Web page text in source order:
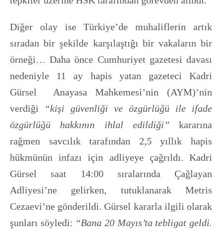
Diğer olay ise Türkiye’de muhaliflerin artık
sıradan bir şekilde karşılaştığı bir vakaların bir
örneği… Daha önce Cumhuriyet gazetesi davası
nedeniyle 11 ay hapis yatan gazeteci Kadri
Gürsel Anayasa Mahkemesi’nin (AYM)’nin
verdiği
“kişi güvenliği ve özgürlüğü ile ifade
özgürlüğü hakkının ihlal edildiği” kararına
rağmen savcılık tarafından 2,5 yıllık hapis
hükmünün infazı için adliyeye çağrıldı. Kadri
Gürsel saat 14:00 sıralarında Çağlayan
Adliyesi’ne gelirken, tutuklanarak Metris
Cezaevi’ne gönderildi. Gürsel kararla ilgili olarak
şunları söyledi: “Bana 20 Mayıs’ta tebligat geldi.